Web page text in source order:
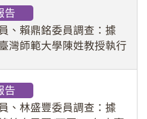
樣態性影像並以手機傳送
因畏懼成
告
、賴鼎銘委員調查：據
灣師範大學陳姓教授執行
案調查報告。(115教調
告
、林盛豐委員調查：據